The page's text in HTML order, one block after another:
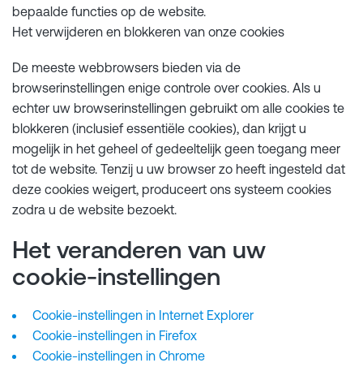
bepaalde functies op de website.
Het verwijderen en blokkeren van onze cookies
De meeste webbrowsers bieden via de
browserinstellingen enige controle over cookies. Als u
echter uw browserinstellingen gebruikt om alle cookies te
blokkeren (inclusief essentiële cookies), dan krijgt u
mogelijk in het geheel of gedeeltelijk geen toegang meer
tot de website. Tenzij u uw browser zo heeft ingesteld dat
deze cookies weigert, produceert ons systeem cookies
zodra u de website bezoekt.
Het veranderen van uw
cookie-instellingen
Cookie-instellingen in Internet Explorer
Cookie-instellingen in Firefox
Cookie-instellingen in Chrome